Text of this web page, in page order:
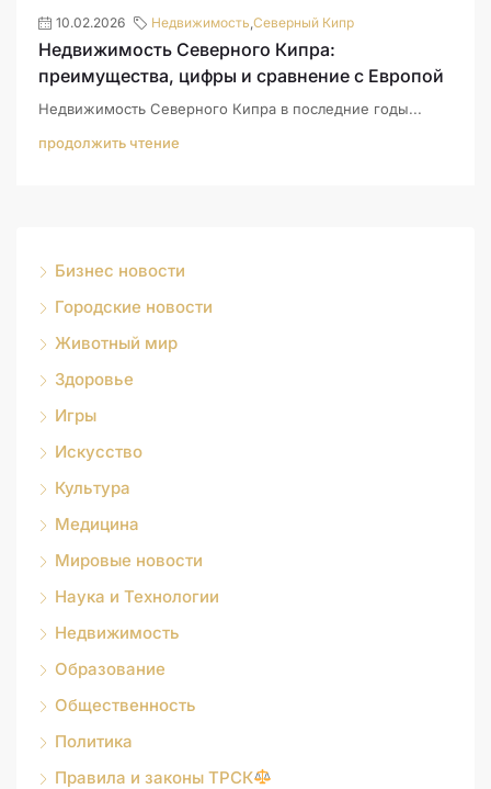
10.02.2026 Недвижимость Северный Кипр
Недвижимость Северного Кипра:
преимущества, цифры и сравнение с Европой
Недвижимость Северного Кипра в последние годы...
продолжить чтение
Бизнес новости
Городские новости
Животный мир
Здоровье
Игры
Искусство
Культура
Медицина
Мировые новости
Наука и Технологии
Недвижимость
Образование
Общественность
Политика
Правила и законы ТРСК